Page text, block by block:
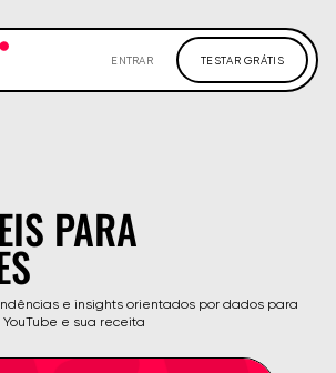
ENTRAR TESTAR GRÁTIS
PARA
e insights orientados por dados para
e sua receita